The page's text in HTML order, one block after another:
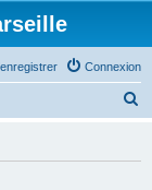
Connexion